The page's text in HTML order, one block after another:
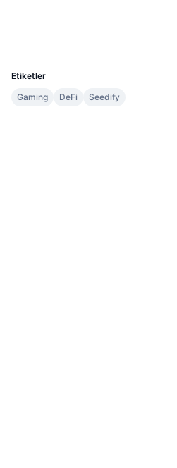
Etiketler
Gaming
DeFi Seedify